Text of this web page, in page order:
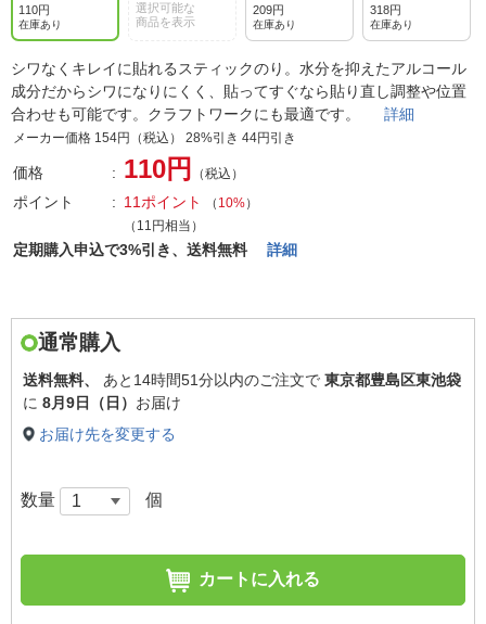
110円
在庫あり
選択可能な
商品を表示
209円
在庫あり
318円
在庫あり
シワなくキレイに貼れるスティックのり。水分を抑えたアルコール
成分だからシワになりにくく、貼ってすぐなら貼り直し調整や位置
合わせも可能です。クラフトワークにも最適です。 詳細
メーカー価格 154円（税込） 28%引き 44円引き
価格 110円 （税込）
ポイント 11ポイント （ 10%）
（11円相当）
定期購入申込で3%引き、送料無料 詳細
通常購入
送料無料、 あと 14時間51分以内のご注文で 東京都豊島区東池袋
に 8月9日（日） お届け
お届け先を変更する
数量 個
カートに入れる